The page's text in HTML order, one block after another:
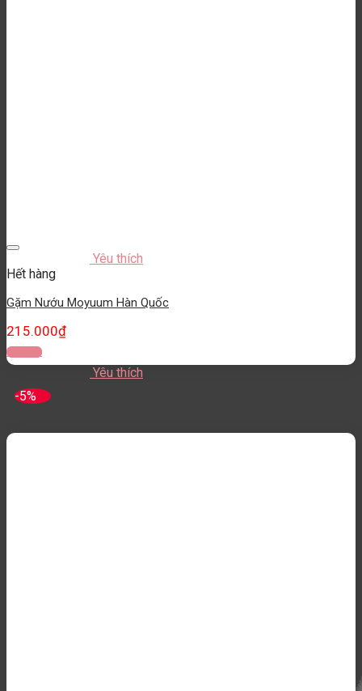
Yêu thích
Hết hàng
Gặm Nướu Moyuum Hàn Quốc
215.000₫
Đọc tiếp
Yêu thích
-5%